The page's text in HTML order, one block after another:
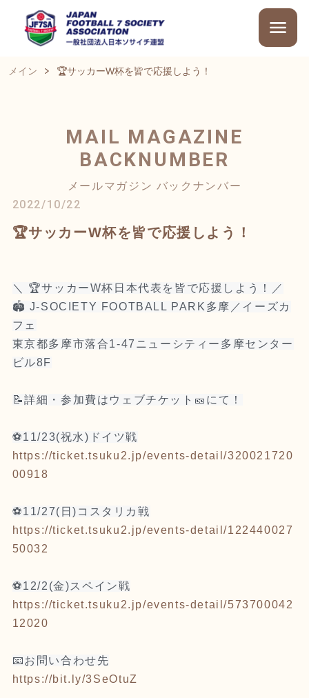
メイン 🏆サッカーW杯を皆で応援しよう！
MAIL MAGAZINE
BACKNUMBER
メールマガジン バックナンバー
2022/10/22
🏆サッカーW杯を皆で応援しよう！
＼ 🏆サッカーW杯日本代表を皆で応援しよう！
／
🏟 J-SOCIETY FOOTBALL PARK多摩／イーズカ
フェ
東京都多摩市落合1-47ニューシティー多摩センター
ビル8F
📝詳細・参加費はウェブチケット 🎫 にて！
⚽11/23(祝水)ドイツ戦
https://ticket.tsuku2.jp/events-detail/320021720
00918
⚽11/27(日)コスタリカ戦
https://ticket.tsuku2.jp/events-detail/122440027
50032
⚽12/2(金)スペイン戦
https://ticket.tsuku2.jp/events-detail/573700042
12020
📧お問い合わせ先
https://bit.ly/3SeOtuZ